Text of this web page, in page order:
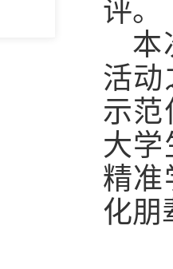
评。
本
活动
示范
大学
精准
化朋